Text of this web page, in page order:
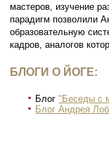
мастеров, изучение
парадигм позволили
образовательную
кадров, аналогов
БЛОГИ О ЙОГЕ:
Блог"Беседы с
Блог Андрея